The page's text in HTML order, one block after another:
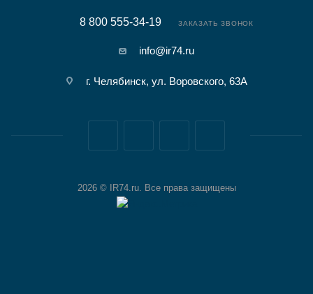
8 800 555-34-19 ЗАКАЗАТЬ ЗВОНОК
info@ir74.ru
г. Челябинск, ул. Воровского, 63А
2026 © IR74.ru. Все права защищены